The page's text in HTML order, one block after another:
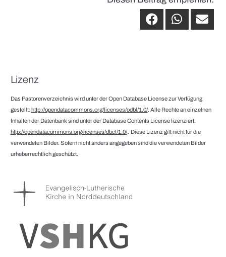
Lizenz
Das Pastorenverzeichnis wird unter der Open Database License zur Verfügung
gestellt:http://opendatacommons.org/licenses/odbl/1.0/. Alle Rechte an einzelnen
Inhalten der Datenbank sind unter der Database Contents License lizenziert:
http://opendatacommons.org/licenses/dbcl/1.0/. Diese Lizenz gilt nicht für die
verwendeten Bilder. Sofern nicht anders angegeben sind die verwendeten Bilder
urheberrechtlich geschützt.